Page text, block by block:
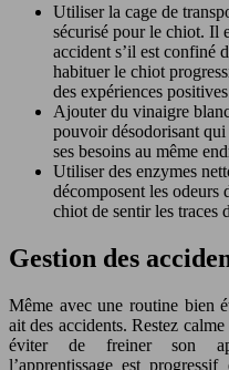
Utiliser la cage de
sécurisé pour le chiot. Il
accident s’il est confiné
habituer le chiot
des expériences
Ajouter du vinaigre
pouvoir désodorisant
ses besoins au même
Utiliser des enzymes
décomposent les odeurs
chiot de sentir les traces
Gestion des
Même avec une routine bien
ait des accidents. Restez
éviter de freiner son
l’apprentissage est